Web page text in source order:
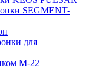
SEGMENT-
для
М-22